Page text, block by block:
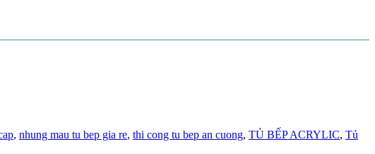
, nhung mau tu bep gia re, thi cong tu bep an cuong, TỦ BẾP ACRYLIC, Tủ